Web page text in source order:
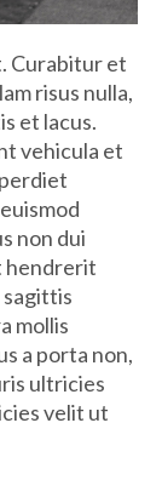
Curabitur et
risus nulla,
et lacus.
vehicula et
non dui
hendrerit
mollis
a porta non,
ultricies
velit ut